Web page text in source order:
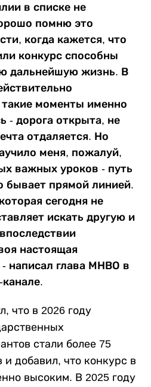
в списке не
помню это
когда кажется, что
конкурс способны
дальнейшую жизнь. В
моменты именно
- дорога открыта, не
отдаляется. Но
меня, пожалуй,
важных уроков - путь
бывает прямой линией.
сегодня не
искать другую и
настоящая
написал глава МНВО в
канале.
что в 2026 году
стали более 75
и добавил, что конкурс в
высоким. В 2025 году